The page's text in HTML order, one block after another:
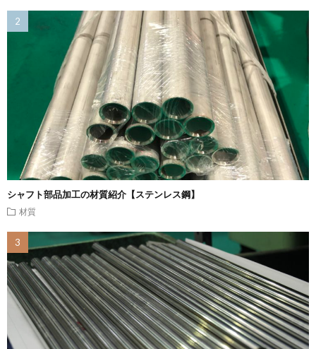
シャフト部品加工の材質紹介【ステンレス鋼】
材質